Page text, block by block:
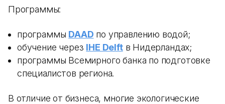
Программы:
программы DAAD по управлению водой;
обучение через IHE Delftв Нидерландах;
программы Всемирного банка по подготовке
специалистов региона.
В отличие от бизнеса, многие экологические